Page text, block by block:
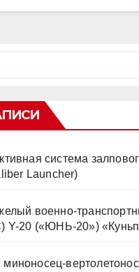
система
Launcher)
военно-
Y-20 («ЮНЬ-20»)